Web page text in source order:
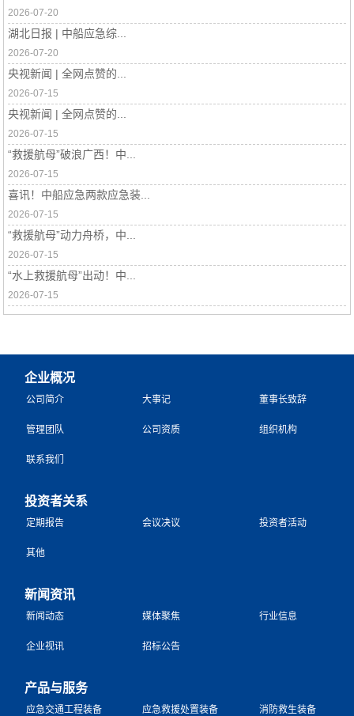
2026-07-20
湖北日报 | 中船应急综...
2026-07-20
央视新闻 | 全网点赞的...
2026-07-15
央视新闻 | 全网点赞的...
2026-07-15
“救援航母”破浪广西！中...
2026-07-15
喜讯！中船应急两款应急装...
2026-07-15
“救援航母”动力舟桥，中...
2026-07-15
“水上救援航母”出动！中...
2026-07-15
企业概况
公司简介 大事记 董事长致辞
管理团队 公司资质 组织机构
联系我们
投资者关系
定期报告 会议决议 投资者活动
其他
新闻资讯
新闻动态 媒体聚焦 行业信息
企业视讯 招标公告
产品与服务
应急交通工程装备 应急救援处置装备 消防救生装备